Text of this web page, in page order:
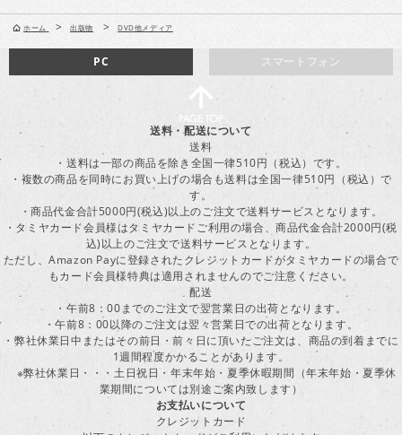
ホーム > 出版物 > DVD他メディア
スマートフォン
PC
送料・配送について
送料
・送料は一部の商品を除き全国一律510円（税込）です。
・複数の商品を同時にお買い上げの場合も送料は全国一律510円（税込）で
す。
・商品代金合計5000円(税込)以上のご注文で送料サービスとなります。
・タミヤカード会員様はタミヤカードご利用の場合、商品代金合計2000円(税
込)以上のご注文で送料サービスとなります。
ただし、Amazon Payに登録されたクレジットカードがタミヤカードの場合で
もカード会員様特典は適用されませんのでご注意ください。
配送
・午前8：00までのご注文で翌営業日の出荷となります。
・午前8：00以降のご注文は翌々営業日での出荷となります。
・弊社休業日中またはその前日・前々日に頂いたご注文は、商品の到着までに
1週間程度かかることがあります。
※弊社休業日・・・土日祝日・年末年始・夏季休暇期間（年末年始・夏季休
業期間については別途ご案内致します）
お支払いについて
クレジットカード